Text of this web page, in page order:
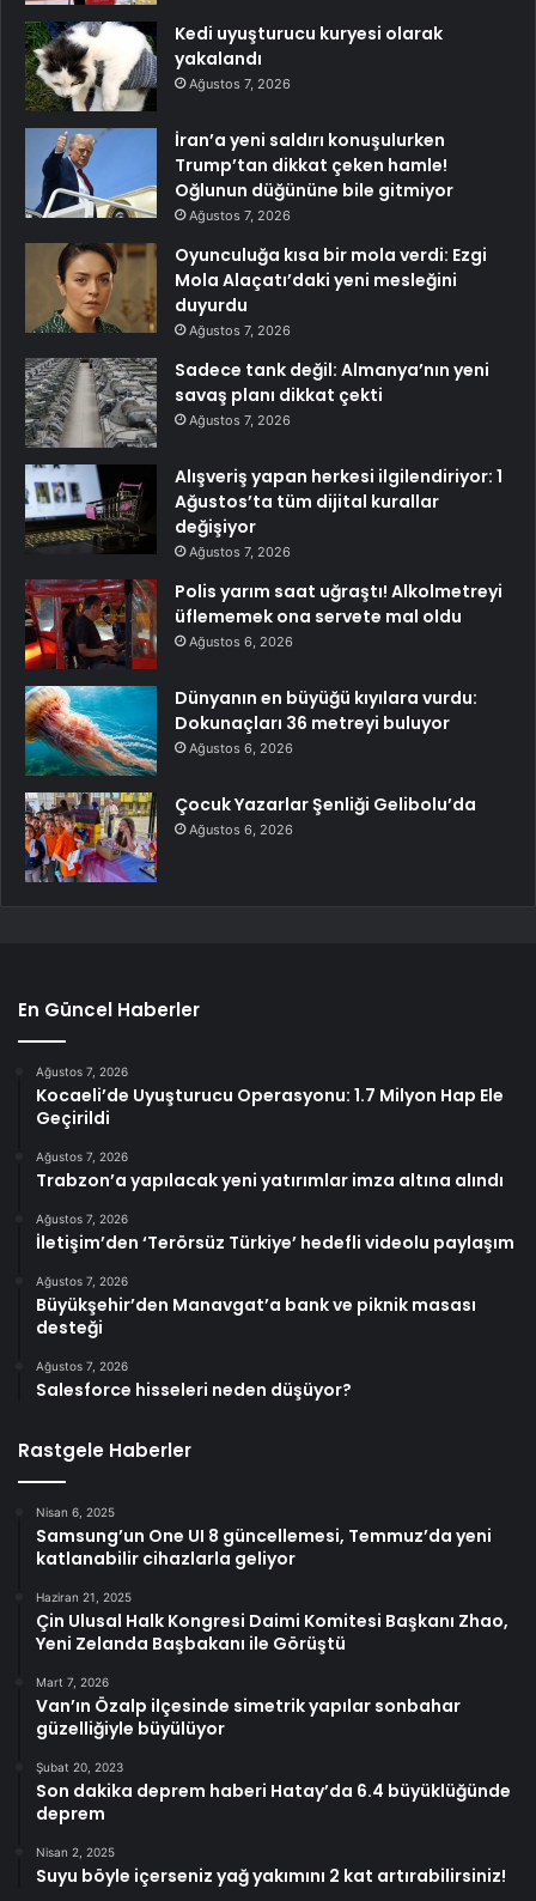
Kedi uyuşturucu kuryesi olarak
yakalandı
Ağustos 7, 2026
İran’a yeni saldırı konuşulurken
Trump’tan dikkat çeken hamle!
Oğlunun düğününe bile gitmiyor
Ağustos 7, 2026
Oyunculuğa kısa bir mola verdi: Ezgi
Mola Alaçatı’daki yeni mesleğini
duyurdu
Ağustos 7, 2026
Sadece tank değil: Almanya’nın yeni
savaş planı dikkat çekti
Ağustos 7, 2026
Alışveriş yapan herkesi ilgilendiriyor: 1
Ağustos’ta tüm dijital kurallar
değişiyor
Ağustos 7, 2026
Polis yarım saat uğraştı! Alkolmetreyi
üflememek ona servete mal oldu
Ağustos 6, 2026
Dünyanın en büyüğü kıyılara vurdu:
Dokunaçları 36 metreyi buluyor
Ağustos 6, 2026
Çocuk Yazarlar Şenliği Gelibolu’da
Ağustos 6, 2026
En Güncel Haberler
Ağustos 7, 2026
Kocaeli’de Uyuşturucu Operasyonu: 1.7 Milyon Hap Ele
Geçirildi
Ağustos 7, 2026
Trabzon’a yapılacak yeni yatırımlar imza altına alındı
Ağustos 7, 2026
İletişim’den ‘Terörsüz Türkiye’ hedefli videolu paylaşım
Ağustos 7, 2026
Büyükşehir’den Manavgat’a bank ve piknik masası
desteği
Ağustos 7, 2026
Salesforce hisseleri neden düşüyor?
Rastgele Haberler
Nisan 6, 2025
Samsung’un One UI 8 güncellemesi, Temmuz’da yeni
katlanabilir cihazlarla geliyor
Haziran 21, 2025
Çin Ulusal Halk Kongresi Daimi Komitesi Başkanı Zhao,
Yeni Zelanda Başbakanı ile Görüştü
Mart 7, 2026
Van’ın Özalp ilçesinde simetrik yapılar sonbahar
güzelliğiyle büyülüyor
Şubat 20, 2023
Son dakika deprem haberi Hatay’da 6.4 büyüklüğünde
deprem
Nisan 2, 2025
Suyu böyle içerseniz yağ yakımını 2 kat artırabilirsiniz!